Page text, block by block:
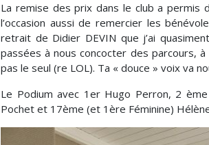
La remise des prix dans le club a
l’occasion aussi de remercier les
retrait de Didier DEVIN que j’ai
passées à nous concocter des parcours,
pas le seul (re LOL). Ta « douce » voix va
Le Podium avec 1er Hugo Perron, 2
Pochet et 17ème (et 1ère Féminine)